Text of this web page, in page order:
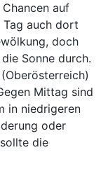
auf
auch dort
doch
Sonne durch.
Mittag sind
in niedrigeren
oder
die